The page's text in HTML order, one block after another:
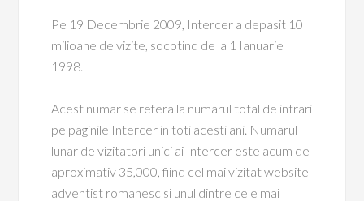
Pe 19 Decembrie 2009, Intercer a depasit 10
milioane de vizite, socotind de la 1 Ianuarie
1998.
Acest numar se refera la numarul total de intrari
pe paginile Intercer in toti acesti ani. Numarul
lunar de vizitatori unici ai Intercer este acum de
aproximativ 35,000, fiind cel mai vizitat website
adventist romanesc si unul dintre cele mai